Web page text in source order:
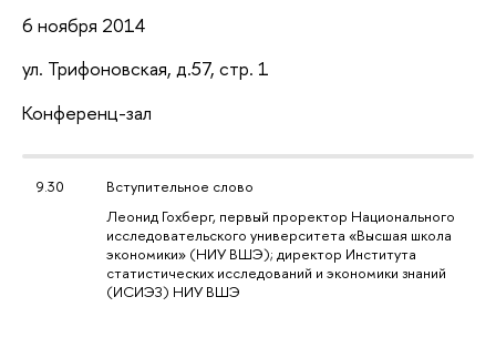
6 ноября 2014
ул. Трифоновская, д.57, стр. 1
Конференц-зал
9.30
Вступительное слово
Леонид Гохберг, первый проректор Национального
исследовательского университета «Высшая школа
экономики» (НИУ ВШЭ); директор Института
статистических исследований и экономики знаний
(ИСИЭЗ) НИУ ВШЭ